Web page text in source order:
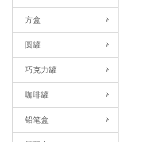
方盒
圆罐
巧克力罐
咖啡罐
铅笔盒